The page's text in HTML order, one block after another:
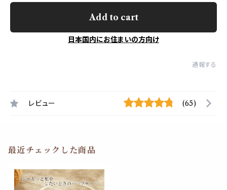
Add to cart
日本国内にお住まいの方向け
通報する
レビュー (65)
最近チェックした商品